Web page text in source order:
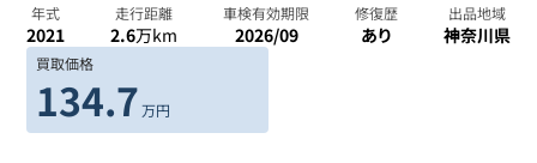
年式
2021
走行距離
2.6万km
車検有効期限
2026/09
修復歴
あり
出品地域
神奈川県
買取価格
134.7 万円